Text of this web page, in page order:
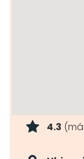
4.3